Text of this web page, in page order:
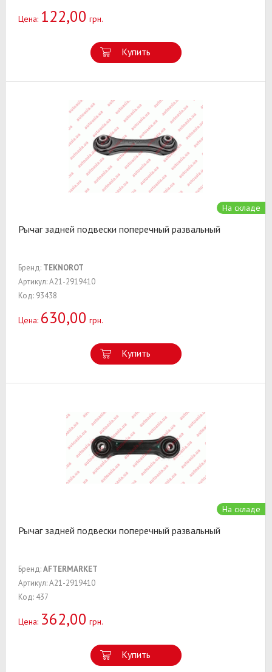
Цена: 122,00 грн.
Купить
На складе
Рычаг задней подвески поперечный развальный
Бренд: TEKNOROT
Артикул: A21-2919410
Код: 93438
Цена: 630,00 грн.
Купить
На складе
Рычаг задней подвески поперечный развальный
Бренд:AFTERMARKET
Артикул: A21-2919410
Код: 437
Цена: 362,00 грн.
Купить